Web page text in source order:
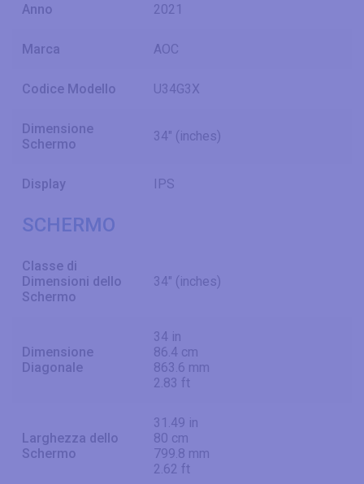
Anno 2021
Marca AOC
Codice Modello U34G3X
Dimensione
Schermo
34" (inches)
Display IPS
SCHERMO
Classe di
Dimensioni dello
Schermo
34" (inches)
Dimensione
Diagonale
34 in
86.4 cm
863.6 mm
2.83 ft
Larghezza dello
Schermo
31.49 in
80 cm
799.8 mm
2.62 ft